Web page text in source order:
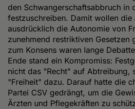
den Schwangerschaftsabbruch in
festzuschreiben. Damit wollen die
ausdrücklich die Autonomie von
zunehmend restriktiven Gesetzen
zum Konsens waren lange
Ende stand ein Kompromiss:
nicht das "Recht" auf Abtreibung,
"Freiheit" dazu. Darauf hatte die
Partei CSV gedrängt, um die
Ärzten und Pflegekräften zu